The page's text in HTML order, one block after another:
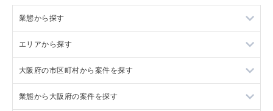
業態から探す
ラーメンの居抜き売却物件の案件一覧
フランス料理の居抜き売却物件の案件一覧
イタリア料理の居抜き売却物件の案件一覧
エリアから探す
東京23区の飲食店の居抜き売却物件の案件一覧
東京都下の飲食店の居抜き売却物件の案件一覧
大阪府の市区町村から案件を探す
大阪市北区の飲食店の居抜き売却物件の案件一覧
業態から大阪府の案件を探す